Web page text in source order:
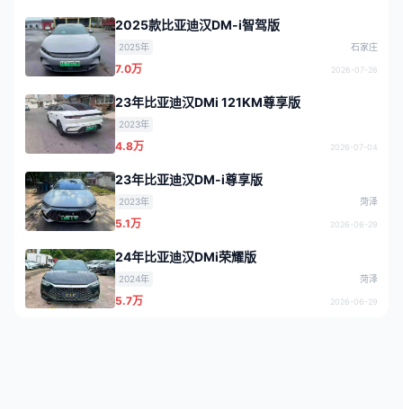
2025款比亚迪汉DM-i智驾版
2025年 石家庄
7.0万 2026-07-26
23年比亚迪汉DMi 121KM尊享版
2023年
4.8万 2026-07-04
23年比亚迪汉DM-i尊享版
2023年 菏泽
5.1万 2026-06-29
24年比亚迪汉DMi荣耀版
2024年 菏泽
5.7万 2026-06-29